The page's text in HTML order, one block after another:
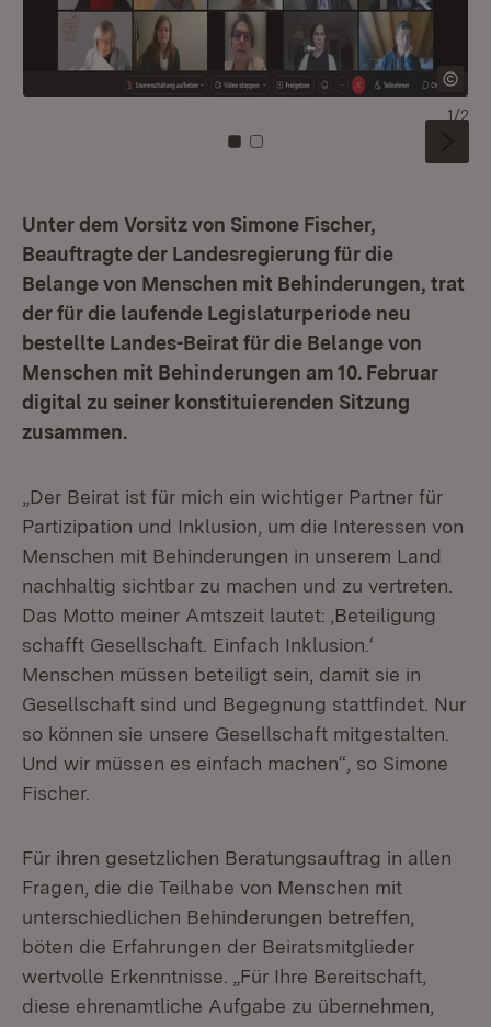
Zu Kachel: 0
Zu Kachel: 1
1/2
Unter dem Vorsitz von Simone Fischer,
Beauftragte der Landesregierung für die
Belange von Menschen mit Behinderungen, trat
der für die laufende Legislaturperiode neu
bestellte Landes-Beirat für die Belange von
Menschen mit Behinderungen am 10. Februar
digital zu seiner konstituierenden Sitzung
zusammen.
„Der Beirat ist für mich ein wichtiger Partner für
Partizipation und Inklusion, um die Interessen von
Menschen mit Behinderungen in unserem Land
nachhaltig sichtbar zu machen und zu vertreten.
Das Motto meiner Amtszeit lautet: ‚Beteiligung
schafft Gesellschaft. Einfach Inklusion.‘
Menschen müssen beteiligt sein, damit sie in
Gesellschaft sind und Begegnung stattfindet. Nur
so können sie unsere Gesellschaft mitgestalten.
Und wir müssen es einfach machen“, so Simone
Fischer.
Für ihren gesetzlichen Beratungsauftrag in allen
Fragen, die die Teilhabe von Menschen mit
unterschiedlichen Behinderungen betreffen,
böten die Erfahrungen der Beiratsmitglieder
wertvolle Erkenntnisse. „Für Ihre Bereitschaft,
diese ehrenamtliche Aufgabe zu übernehmen,